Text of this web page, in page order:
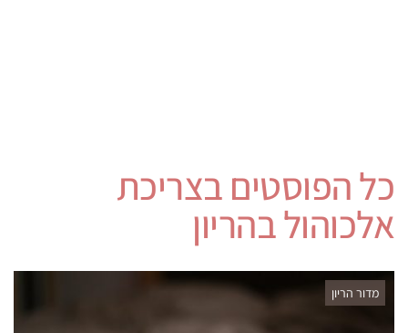
כל הפוסטים בצריכת
אלכוהול בהריון
מדור הריון